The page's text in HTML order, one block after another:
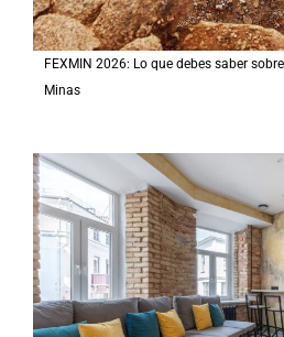
FEXMIN 2026: Lo que debes saber
Minas